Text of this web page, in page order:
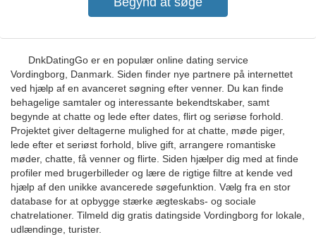
DnkDatingGo er en populær online dating service
Vordingborg, Danmark. Siden finder nye partnere på internettet
ved hjælp af en avanceret søgning efter venner. Du kan finde
behagelige samtaler og interessante bekendtskaber, samt
begynde at chatte og lede efter dates, flirt og seriøse forhold.
Projektet giver deltagerne mulighed for at chatte, møde piger,
lede efter et seriøst forhold, blive gift, arrangere romantiske
møder, chatte, få venner og flirte. Siden hjælper dig med at finde
profiler med brugerbilleder og lære de rigtige filtre at kende ved
hjælp af den unikke avancerede søgefunktion. Vælg fra en stor
database for at opbygge stærke ægteskabs- og sociale
chatrelationer. Tilmeld dig gratis datingside Vordingborg for lokale,
udlændinge, turister.